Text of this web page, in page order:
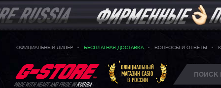
ОФИЦИАЛЬНЫЙ ДИЛЕР БЕСПЛАТНАЯ ДОСТАВКА ВОПРОСЫ И ОТВЕТЫ
MADE WITH HEART AND PRIDE INRUSSIA
ОФИЦИАЛЬНЫЙ
МАГАЗИН CASIO
В РОССИИ